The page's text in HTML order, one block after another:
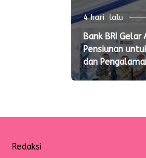
4 hari lalu
Bank BRI Gelar
Pensiunan
dan
Redaksi